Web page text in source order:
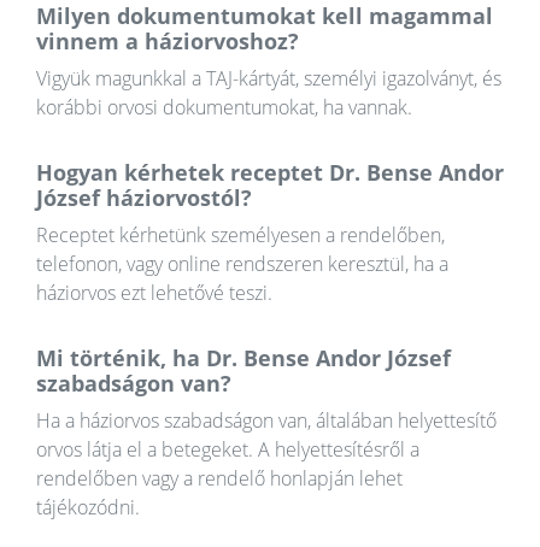
Milyen dokumentumokat kell magammal
vinnem a háziorvoshoz?
Vigyük magunkkal a TAJ-kártyát, személyi igazolványt, és
korábbi orvosi dokumentumokat, ha vannak.
Hogyan kérhetek receptet Dr. Bense Andor
József háziorvostól?
Receptet kérhetünk személyesen a rendelőben,
telefonon, vagy online rendszeren keresztül, ha a
háziorvos ezt lehetővé teszi.
Mi történik, ha Dr. Bense Andor József
szabadságon van?
Ha a háziorvos szabadságon van, általában helyettesítő
orvos látja el a betegeket. A helyettesítésről a
rendelőben vagy a rendelő honlapján lehet
tájékozódni.